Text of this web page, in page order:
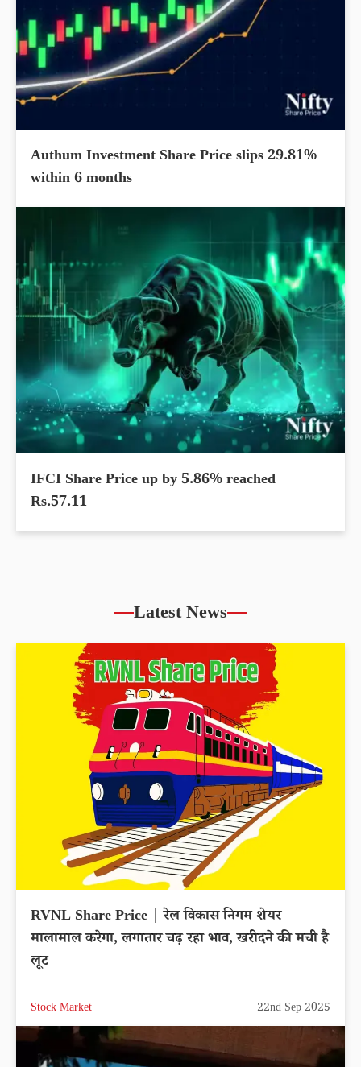
Authum Investment Share Price slips 29.81%
within 6 months
IFCI Share Price up by 5.86% reached
Rs.57.11
Latest News
RVNL Share Price | रेल विकास निगम शेयर
मालामाल करेगा, लगातार चढ़ रहा भाव, खरीदने की मची है
लूट
Stock Market 22nd Sep 2025